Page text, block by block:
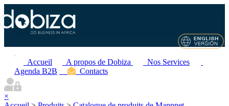
Accueil A propos de Dobiza
Nos Services
Agenda B2B
Contacts
×